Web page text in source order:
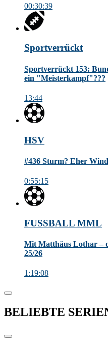
00:30:39
Sportverrückt
Sportverrückt 153:
ein "Meisterkampf"???
13:44
HSV
#436 Sturm? Eher
0:55:15
FUSSBALL MML
Mit Matthäus Lothar –
25/26
1:19:08
BELIEBTE